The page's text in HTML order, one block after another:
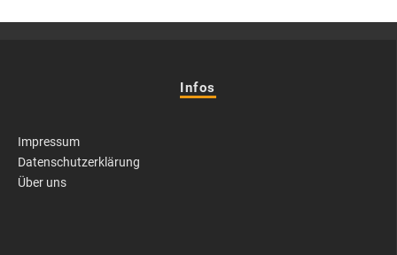
Infos
Impressum
Datenschutzerklärung
Über uns